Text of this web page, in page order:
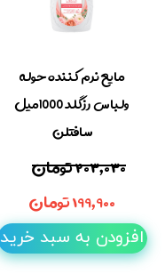
مایع نرم کننده حوله
ولباس رزگلد 1000میل
سافتلن
۲۰۳,۰۳۰ تومان
۱۹۹,۹۰۰ تومان
افزودن به سبد خرید